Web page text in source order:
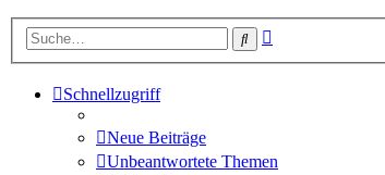
Suche
Schnellzugriff
Neue Beiträge
Unbeantwortete Themen